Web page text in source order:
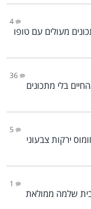
4
מעולים עם טופו
36
5
ירקות צבעוני
1
שלמה ממולאת